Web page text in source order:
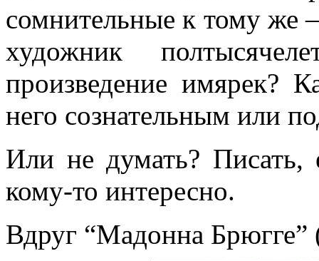
сомнительные к тому же
художник
произведение
него сознательным или
Или не думать? Писать,
кому-то интересно.
Вдруг “Мадонна